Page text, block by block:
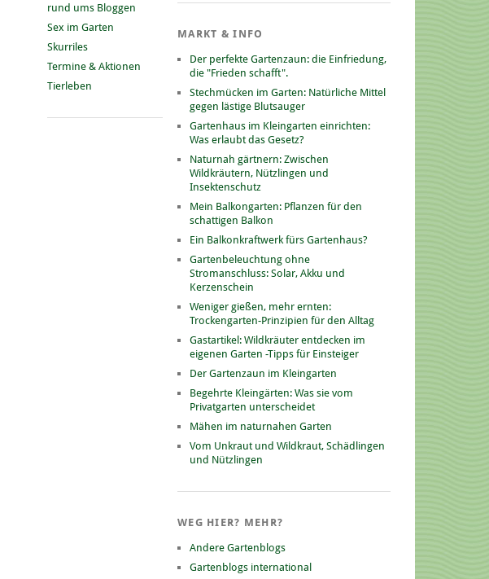
rund ums Bloggen
Sex im Garten
Skurriles
Termine & Aktionen
Tierleben
MARKT & INFO
Der perfekte Gartenzaun: die Einfriedung,
die "Frieden schafft".
Stechmücken im Garten: Natürliche Mittel
gegen lästige Blutsauger
Gartenhaus im Kleingarten einrichten:
Was erlaubt das Gesetz?
Naturnah gärtnern: Zwischen
Wildkräutern, Nützlingen und
Insektenschutz
Mein Balkongarten: Pflanzen für den
schattigen Balkon
Ein Balkonkraftwerk fürs Gartenhaus?
Gartenbeleuchtung ohne
Stromanschluss: Solar, Akku und
Kerzenschein
Weniger gießen, mehr ernten:
Trockengarten-Prinzipien für den Alltag
Gastartikel: Wildkräuter entdecken im
eigenen Garten -Tipps für Einsteiger
Der Gartenzaun im Kleingarten
Begehrte Kleingärten: Was sie vom
Privatgarten unterscheidet
Mähen im naturnahen Garten
Vom Unkraut und Wildkraut, Schädlingen
und Nützlingen
WEG HIER? MEHR?
Andere Gartenblogs
Gartenblogs international